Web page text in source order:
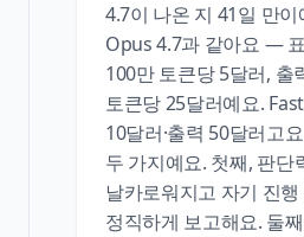
4.7이 나온 지 41일 만
Opus 4.7과 같아요 —
100만 토큰당 5달러, 출
토큰당 25달러예요.
10달러·출력 50달러고
두 가지예요. 첫째, 판단
날카로워지고 자기 진
정직하게 보고해요. 둘